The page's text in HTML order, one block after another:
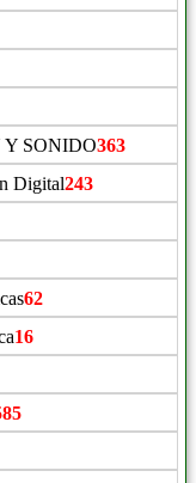
SONIDO363
Digital243
62
16